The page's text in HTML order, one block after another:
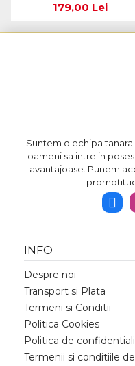
179,00 Lei
Suntem o echipa
oameni sa intre in
avantajoase. Punem
INFO
Despre noi
Transport si Plata
Termeni si Conditii
Politica Cookies
Politica de
Termenii si conditiile